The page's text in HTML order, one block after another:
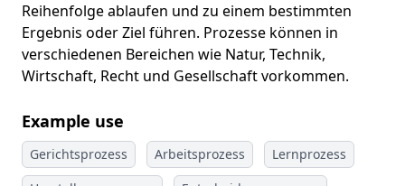
Reihenfolge ablaufen und zu einem bestimmten
Ergebnis oder Ziel führen. Prozesse können in
verschiedenen Bereichen wie Natur, Technik,
Wirtschaft, Recht und Gesellschaft vorkommen.
Example use
Gerichtsprozess Arbeitsprozess
Lernprozess